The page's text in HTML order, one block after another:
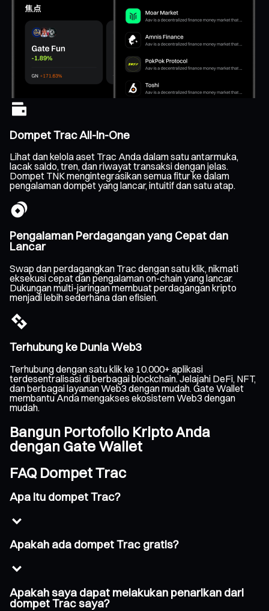
Dompet Trac All-In-One
Lihat dan kelola aset Trac Anda dalam satu antarmuka,
lacak saldo, tren, dan riwayat transaksi dengan jelas.
Dompet TNK mengintegrasikan semua fitur ke dalam
pengalaman dompet yang lancar, intuitif dan satu atap.
Pengalaman Perdagangan yang Cepat dan
Lancar
Swap dan perdagangkan Trac dengan satu klik, nikmati
eksekusi cepat dan pengalaman on-chain yang lancar.
Dukungan multi-jaringan membuat perdagangan kripto
menjadi lebih sederhana dan efisien.
Terhubung ke Dunia Web3
Terhubung dengan satu klik ke 10.000+ aplikasi
terdesentralisasi di berbagai blockchain. Jelajahi DeFi, NFT,
dan berbagai layanan Web3 dengan mudah. Gate Wallet
membantu Anda mengakses ekosistem Web3 dengan
mudah.
Bangun Portofolio Kripto Anda
dengan Gate Wallet
FAQ Dompet Trac
Apa itu dompet Trac?
Apakah ada dompet Trac gratis?
Apakah saya dapat melakukan penarikan dari
dompet Trac saya?